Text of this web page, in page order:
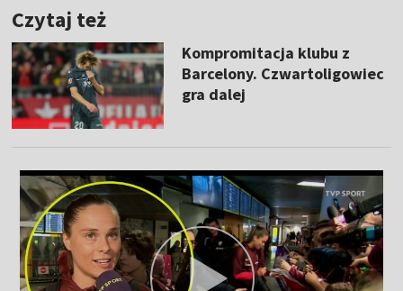
Czytaj też
Kompromitacja klubu z
Barcelony. Czwartoligowiec
gra dalej